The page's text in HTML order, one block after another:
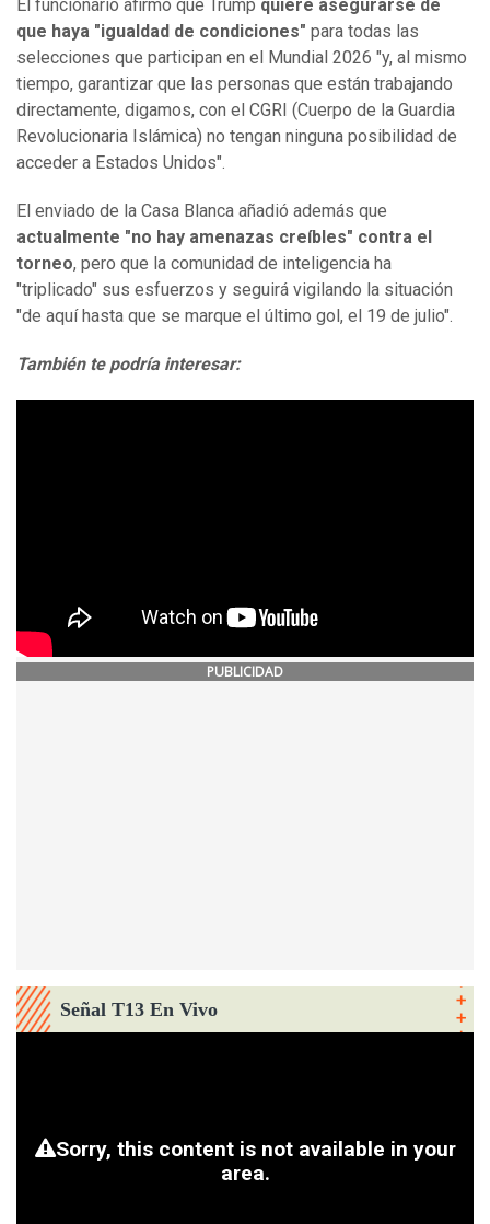
El funcionario afirmó que Trump quiere asegurarse de
que haya "igualdad de condiciones" para todas las
selecciones que participan en el Mundial 2026 "y, al mismo
tiempo, garantizar que las personas que están trabajando
directamente, digamos, con el CGRI (Cuerpo de la Guardia
Revolucionaria Islámica) no tengan ninguna posibilidad de
acceder a Estados Unidos".
El enviado de la Casa Blanca añadió además que
actualmente "no hay amenazas creíbles" contra el
torneo, pero que la comunidad de inteligencia ha
"triplicado" sus esfuerzos y seguirá vigilando la situación
"de aquí hasta que se marque el último gol, el 19 de julio".
También te podría interesar:
PUBLICIDAD
Señal T13 En Vivo